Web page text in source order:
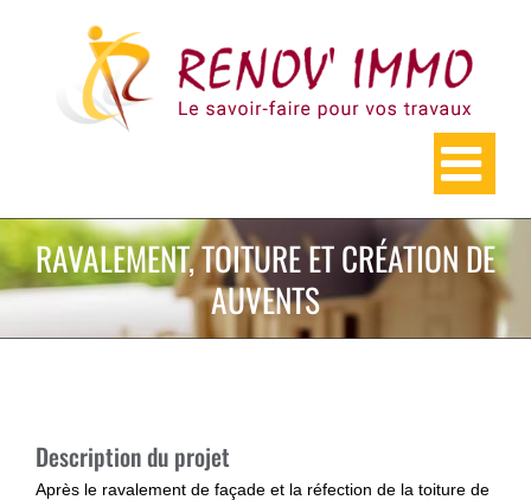
RAVALEMENT, TOITURE ET CRÉATION DE
AUVENTS
Description du projet
Après le ravalement de façade et la réfection de la toiture de